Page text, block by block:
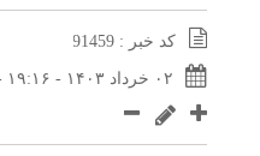
محوریت بخش خصوصی فعال
در مسیر جا‌مانده‌ها، دل‌ها به
وزیر صمت خواستار پیگیری
شد / تجارت ۱۰ میلیارد دلاری ایران و پاکستان
کد خبر : 91459
۰۲ خرداد ۱۴۰۳ - ۱۹:۱۶ - ۲۲ مه ۲۰۲۴ - ۱۹:۱۶